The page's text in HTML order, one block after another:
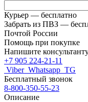
Курьер — бесплатно
Забрать из ПВЗ —
Почтой России
Помощь при покупке
Напишите
+7 905 224-21-11
Viber Whatsapp TG
Бесплатный звонок
8-800-350-55-23
Описание